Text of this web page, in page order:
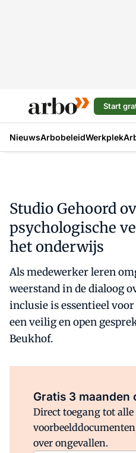
Start
NieuwsArbobeleidWerkplek
Studio Gehoord
psychologische
het onderwijs
Als medewerker leren
weerstand in de dialoog
inclusie is essentieel
een veilig en open
Beukhof.
Gratis 3 maanden
Direct toegang tot
over ongevallen.